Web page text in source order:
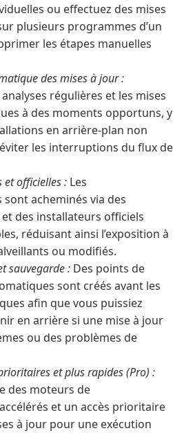
ou effectuez des mises
plusieurs programmes d’un
les étapes manuelles
des mises à jour :
régulières et les mises
à des moments opportuns, y
en arrière-plan non
les interruptions du flux de
et officielles : Les
acheminés via des
des installateurs officiels
réduisant ainsi l’exposition à
ou modifiés.
sauvegarde : Des points de
sont créés avant les
afin que vous puissiez
en arrière si une mise à jour
ou des problèmes de
et plus rapides (Pro) :
des moteurs de
et un accès prioritaire
à jour pour une exécution